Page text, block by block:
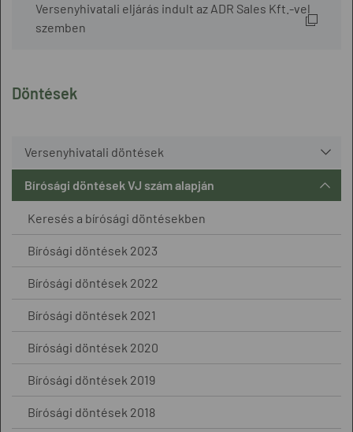
Döntések
Versenyhivatali döntések
Bírósági döntések VJ szám alapján
Keresés a bírósági döntésekben
Bírósági döntések 2023
Bírósági döntések 2022
Bírósági döntések 2021
Bírósági döntések 2020
Bírósági döntések 2019
Bírósági döntések 2018
Versenyhivatali eljárás indult az ADR Sales Kft.-vel
szemben